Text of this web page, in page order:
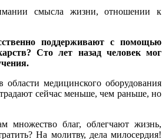
смысла жизни, отношении к
поддерживают с помощью
Сто лет назад человек мог
области медицинского оборудования
сейчас меньше, чем раньше, но
множество благ, облегчают жизнь,
На молитву, дела милосердия!